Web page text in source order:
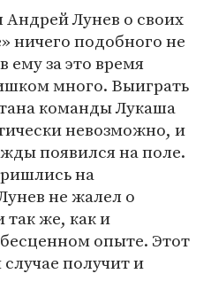
Лунев о своих
ничего подобного не
ему за это время
много. Выиграть
команды Лукаша
невозможно, и
появился на поле.
на
не жалел о
так же, как и
опыте. Этот
получит и